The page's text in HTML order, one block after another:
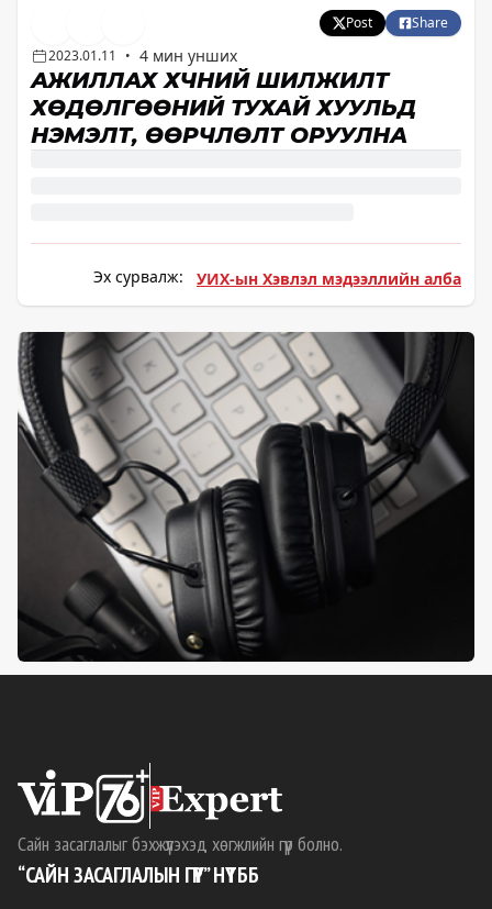
Post
Share
2023.01.11
• 4 мин унших
АЖИЛЛАХ ХҮЧНИЙ ШИЛЖИЛТ
ХӨДӨЛГӨӨНИЙ ТУХАЙ ХУУЛЬД
НЭМЭЛТ, ӨӨРЧЛӨЛТ ОРУУЛНА
Эх сурвалж: УИХ-ын Хэвлэл мэдээллийн алба
Сайн засаглалыг бэхжүүлэхэд хөгжлийн гүүр болно.
“САЙН ЗАСАГЛАЛЫН ГҮҮР” НҮТББ